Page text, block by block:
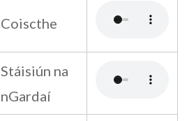
Coiscthe
Stáisiún na
nGardaí